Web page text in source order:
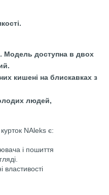
Модель доступна в двох
кишені на блискавках з
людей,
NAleks є:
і пошиття
властивості